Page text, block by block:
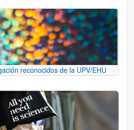
reconocidos de la UPV/EHU